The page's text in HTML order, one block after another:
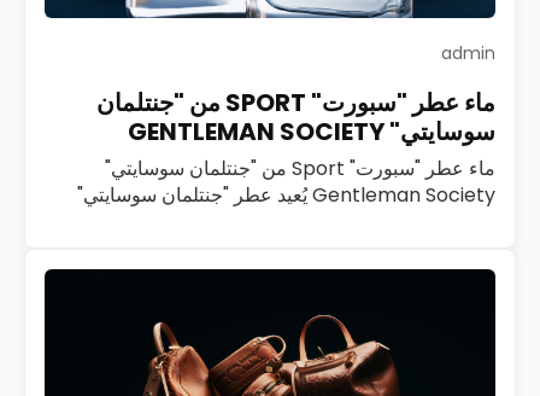
admin
ماء عطر "سبورت" SPORT من "جنتلمان
سوسايتي" GENTLEMAN SOCIETY
ماء عطر "سبورت" Sport من "جنتلمان سوسايتي"
Gentleman Society يُعيد عطر "جنتلمان سوسايتي"
2023 على تنمية هذا…
اقرأ المزيد